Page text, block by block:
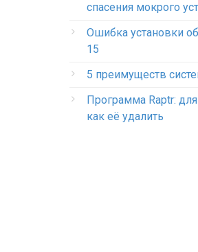
спасения мокрого
Ошибка установки
15
5 преимуществ
Программа Raptr:
как её удалить